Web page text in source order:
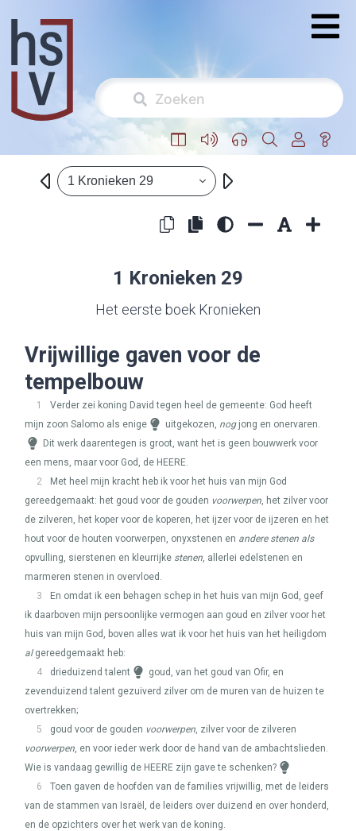
1 Kronieken 29
1 Kronieken 29
Het eerste boek Kronieken
Vrijwillige gaven voor de
tempelbouw
1
Verder zei koning David tegen heel de gemeente: God heeft
mijn zoon Salomo als enige
uitgekozen, nogjong en onervaren.
Dit werk daarentegen is groot, want het is geen bouwwerk voor
een mens, maar voor God, de HEERE.
2
Met heel mijn kracht heb ik voor het huis van mijn God
gereedgemaakt: het goud voor de gouden voorwerpen, het zilver voor
de zilveren, het koper voor de koperen, het ijzer voor de ijzeren en het
hout voor de houten voorwerpen, onyxstenen en andere stenen als
opvulling, sierstenen en kleurrijke stenen, allerlei edelstenen en
marmeren stenen in overvloed.
3
En omdat ik een behagen schep in het huis van mijn God, geef
ik daarboven mijn persoonlijke vermogen aan goud en zilver voor het
huis van mijn God, boven alles wat ik voor het huis van het heiligdom
algereedgemaakt heb:
4
drieduizend talent
goud, van het goud van Ofir, en
zevenduizend talent gezuiverd zilver om de muren van de huizen te
overtrekken;
5
goud voor de gouden voorwerpen, zilver voor de zilveren
voorwerpen, en voor ieder werk door de hand van de ambachtslieden.
Wie is vandaag gewillig de HEERE zijn gave te schenken?
6
Toen gaven de hoofden van de families vrijwillig, met de leiders
van de stammen van Israël, de leiders over duizend en over honderd,
en de opzichters over het werk van de koning.